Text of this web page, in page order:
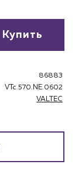
Купить
86883
VTc.570.NE.0602
VALTEC